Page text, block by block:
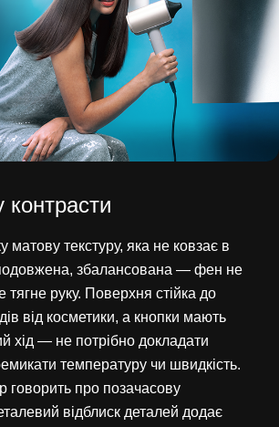
контрасти
матову текстуру, яка не ковзає в
збалансована — фен не
тягне руку. Поверхня стійка до
від косметики, а кнопки мають
хід — не потрібно докладати
температуру чи швидкість.
говорить про позачасову
відблиск деталей додає